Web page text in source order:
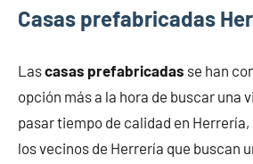
Casas prefabricadas
Lascasas prefabricadas se han
opción más a la hora de buscar una
pasar tiempo de calidad en Herrería,
los vecinos de Herrería que buscan